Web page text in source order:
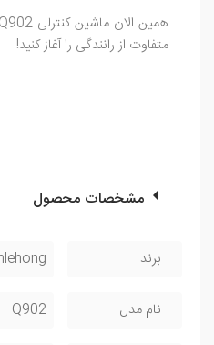
متفاوت از رانندگی را آغاز کنید!
مشخصات محصول
برند
نام مدل Q902